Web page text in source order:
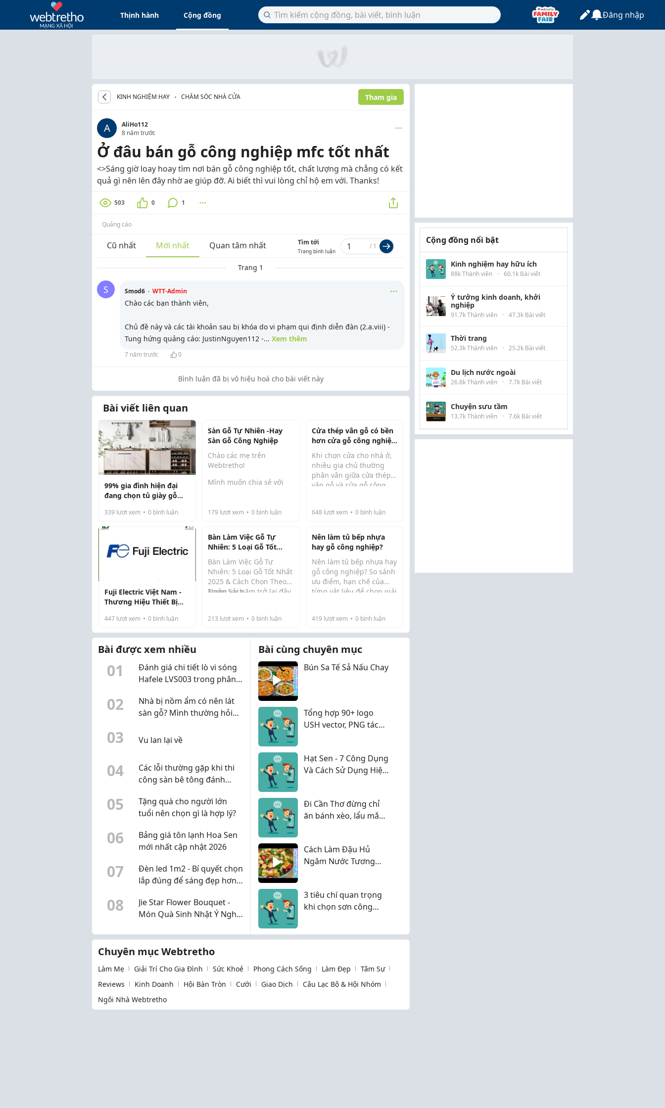
Thịnh hành Cộng đồng Đăng nhập
KINH NGHIỆM HAY CHĂM SÓC NHÀ CỬA Tham gia
A
AliHo112
8 năm trước
Ở đâu bán gỗ công nghiệp mfc tốt nhất
<>Sáng giờ loay hoay tìm nơi bán gỗ công nghiệp tốt, chất lượng mà chẳng có kết
quả gì nên lên đây nhờ ae giúp đỡ. Ai biết thì vui lòng chỉ hộ em với. Thanks!
503 0 1
Quảng cáo
Cũ nhất Mới nhất Quan tâm nhất Tìm tới
Trang bình luận
/ 1
Trang 1
S Smod6 · WTT-Admin
Chào các bạn thành viên,
Chủ đề này và các tài khoản sau bị khóa do vi phạm qui định diễn đàn (2.a.viii) -
Tung hứng quảng cáo: JustinNguyen112 -... Xem thêm
7 năm trước 0
Bình luận đã bị vô hiệu hoá cho bài viết này
Bài viết liên quan
99% gia đình hiện đại
đang chọn tủ giày gỗ
339 lượt xem 0 bình luận
Sàn Gỗ Tự Nhiên -Hay
Sàn Gỗ Công Nghiệp
Chào các mẹ trên
Webtretho!
Mình muốn chia sẻ với
một trong những vật liệu
trong thiết kế nội thất
hiện nay. Sàn gỗ không
chỉ mang...
179 lượt xem 0 bình luận
Cửa thép vân gỗ có bền
hơn cửa gỗ công nghiệp
không?
Khi chọn cửa cho nhà ở,
nhiều gia chủ thường
phân vân giữa cửa thép
vân gỗ và cửa gỗ công
giá dễ tiếp cận hơn cửa
xét về độ bền...
648 lượt xem 0bình luận
Fuji Electric Việt Nam -
Thương Hiệu Thiết Bị
Đầu Nhật Bản
447 lượt xem 0 bình luận
Bàn Làm Việc Gỗ Tự
Nhiên: 5 Loại Gỗ Tốt
Nhất 2025 & Cách Chọn
Theo Ngân Sách
Bàn Làm Việc Gỗ Tự
Nhiên: 5 Loại Gỗ Tốt Nhất
2025 & Cách Chọn Theo
Ngân Sách
Trong vài năm trở lại đây,
theo phong cách tối giản
đang ngày càng được
yê...
213 lượt xem 0 bình luận
Nên làm tủ bếp nhựa
hay gỗ công nghiệp?
Nên làm tủ bếp nhựa hay
gỗ công nghiệp? So sánh
ưu điểm, hạn chế của
từng vật liệu để chọn giải
ngân sách.
nhự...
419 lượt xem 0bình luận
Bài được xem nhiều
01
Đánh giá chi tiết lò vi sóng
Hafele LVS003 trong phân
02
Nhà bị nồm ẩm có nên lát
sàn gỗ? Mình thường hỏi
03 Vu lan lại về
04
Các lỗi thường gặp khi thi
công sàn bê tông đánh
05
Tặng quà cho người lớn
tuổi nên chọn gì là hợp lý?
06
Bảng giá tôn lạnh Hoa Sen
mới nhất cập nhật 2026
07
Đèn led 1m2 - Bí quyết chọn
lắp đúng để sáng đẹp hơn
08
Jie Star Flower Bouquet -
Món Quà Sinh Nhật Ý Nghĩa
Bài cùng chuyên mục
Bún Sa Tế Sả Nấu Chay
Tổng hợp 90+ logo
USH vector, PNG tách
Hạt Sen - 7 Công Dụng
Và Cách Sử Dụng Hiệu
Đi Cần Thơ đừng chỉ
ăn bánh xèo, lẩu mắm
làm quà
Cách Làm Đậu Hủ
Ngâm Nước Tương
3 tiêu chí quan trọng
khi chọn sơn công
Chuyên mục Webtretho
Làm Mẹ Giải Trí Cho Gia Đình Sức Khoẻ Phong Cách Sống Làm Đẹp
Tâm Sự
Reviews
Kinh Doanh Hội Bàn Tròn Cưới Giao Dịch
Câu Lạc Bộ & Hội Nhóm
Ngôi Nhà Webtretho
Cộng đồng nổi bật
Kinh nghiệm hay hữu ích
88k Thành viên · 60.1k Bài viết
Ý tưởng kinh doanh, khởi
nghiệp
91.7k Thành viên · 47.3k Bài viết
Thời trang
52.3k Thành viên · 25.2k Bài viết
Du lịch nước ngoài
26.8k Thành viên · 7.7k Bài viết
Chuyện sưu tầm
13.7k Thành viên · 7.6k Bài viết